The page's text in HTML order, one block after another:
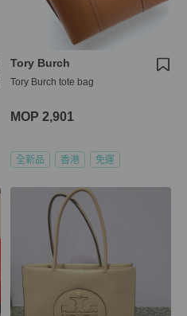
Tory Burch
Tory Burch tote bag
MOP 2,901
全新品 香港 免運